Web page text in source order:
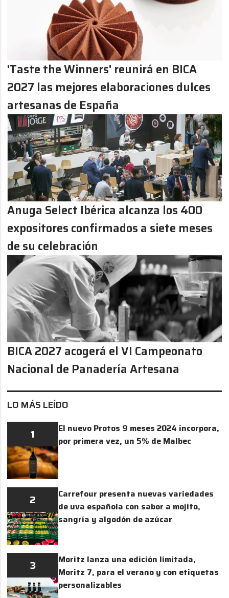
LO MÁS LEÍDO
1
El nuevo Protos 9 meses 2024 incorpora,
por primera vez, un 5% de Malbec
2
Carrefour presenta nuevas variedades
de uva española con sabor a mojito,
sangría y algodón de azúcar
3
Moritz lanza una edición limitada,
Moritz 7, para el verano y con etiquetas
personalizables
'Taste the Winners' reunirá en BICA
2027 las mejores elaboraciones dulces
artesanas de España
Anuga Select Ibérica alcanza los 400
expositores confirmados a siete meses
de su celebración
BICA 2027 acogerá el VI Campeonato
Nacional de Panadería Artesana